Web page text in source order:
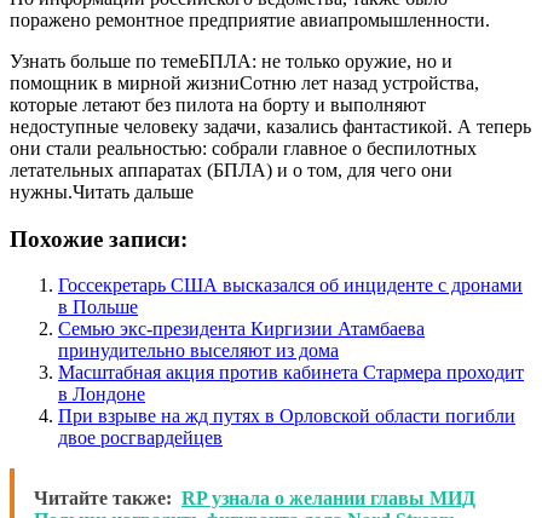
поражено ремонтное предприятие авиапромышленности.
Узнать больше по темеБПЛА: не только оружие, но и
помощник в мирной жизниСотню лет назад устройства,
которые летают без пилота на борту и выполняют
недоступные человеку задачи, казались фантастикой. А теперь
они стали реальностью: собрали главное о беспилотных
летательных аппаратах (БПЛА) и о том, для чего они
нужны.Читать дальше
Похожие записи:
Госсекретарь США высказался об инциденте с дронами
в Польше
Семью экс-президента Киргизии Атамбаева
принудительно выселяют из дома
Масштабная акция против кабинета Стармера проходит
в Лондоне
При взрыве на жд путях в Орловской области погибли
двое росгвардейцев
Читайте также: RP узнала о желании главы МИД